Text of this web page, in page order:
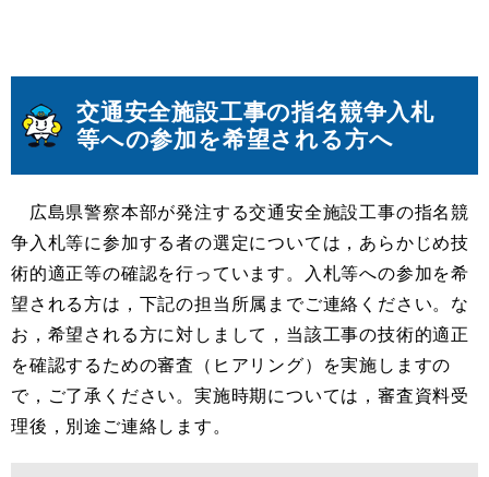
交通安全施設工事の指名競争入札
等への参加を希望される方へ
広島県警察本部が発注する交通安全施設⼯事の指名競
争⼊札等に参加する者の選定については，あらかじめ技
術的適正等の確認を⾏っています。⼊札等への参加を希
望される⽅は，下記の担当所属までご連絡ください。な
お，希望される⽅に対しまして，当該⼯事の技術的適正
を確認するための審査（ヒアリング）を実施しますの
で，ご了承ください。実施時期については，審査資料受
理後，別途ご連絡します。